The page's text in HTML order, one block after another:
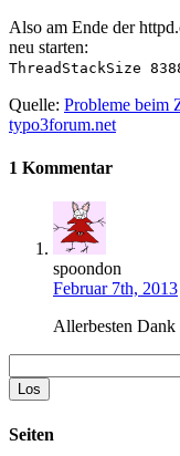
Also am Ende der
neu starten:
ThreadStackSize
Quelle: Probleme beim
typo3forum.net
1 Kommentar
spoondon
Februar 7th, 2013
Allerbesten
Seiten